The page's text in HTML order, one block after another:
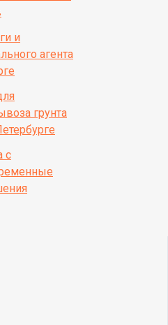
и
агента
грунта
с